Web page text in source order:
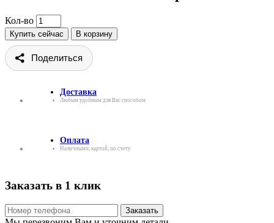
Кол-во
Купить сейчас В корзину
Поделиться
Доставка
Любым удобным для Вас способом
Оплата
Наличными, картой, по счету
Заказать в 1 клик
Заказать